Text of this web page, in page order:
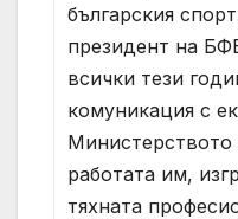
българския
президент на
всички тези
комуникация с
работата им,
тяхната